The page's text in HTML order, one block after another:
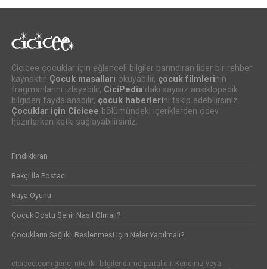
Cicicee çocuklar için eğlenceli bilgiler barındıran lider bir rehber
kaynaktır. Çocuk masalları okuyabilir, çocuk filmlerinin
fragmanlarını izleyebilir, CiciPedia’daki sayısız ansiklopedik
bilgiden faydalanabilir, çocuk haberlerini takip edebilirsiniz.
Çocuklar için Cicicee bölümündeki içeriklerden ödev
hazırlarken katkı sağlayabilirsiniz.
Fındıkkıran
Bekçi İle Postacı
Rüya Oyunu
Çocuk Dostu Şehir Nasıl Olmalı?
Çocukların Sağlıklı Beslenmesi için Neler Yapılmalı?
cicicee.com genel nitelikli bilgilendirme portalıdır. Kendiniz veya